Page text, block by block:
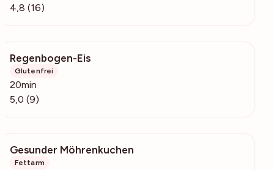
4,8 (16)
Regenbogen-Eis
Glutenfrei
20min
5,0 (9)
Gesunder Möhrenkuchen
Fettarm